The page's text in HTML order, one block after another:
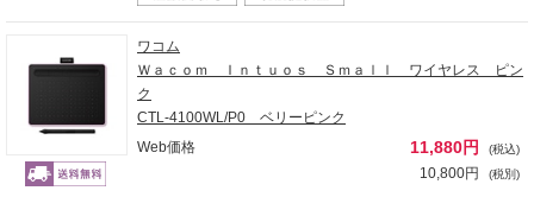
ワコム
Ｗａｃｏｍ Ｉｎｔｕｏｓ Ｓｍａｌｌ ワイヤレス ピン
ク
CTL-4100WL/P0 ベリーピンク
Web価格
11,880円 (税込)
10,800円 (税別)